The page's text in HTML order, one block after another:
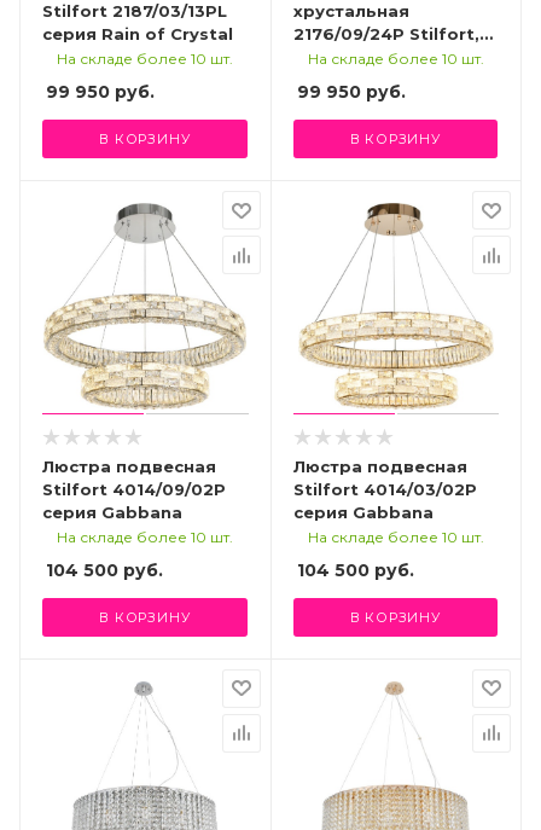
Stilfort 2187/03/13PL
серия Rain of Crystal
На складе более 10 шт.
99 950 руб.
В КОРЗИНУ
хрустальная
2176/09/24P Stilfort,
серия Sapparo
На складе более 10 шт.
99 950руб.
В КОРЗИНУ
Люстра подвесная
Stilfort 4014/09/02P
серия Gabbana
На складе более 10 шт.
104 500 руб.
В КОРЗИНУ
Люстра подвесная
Stilfort 4014/03/02P
серия Gabbana
На складе более 10 шт.
104 500руб.
В КОРЗИНУ